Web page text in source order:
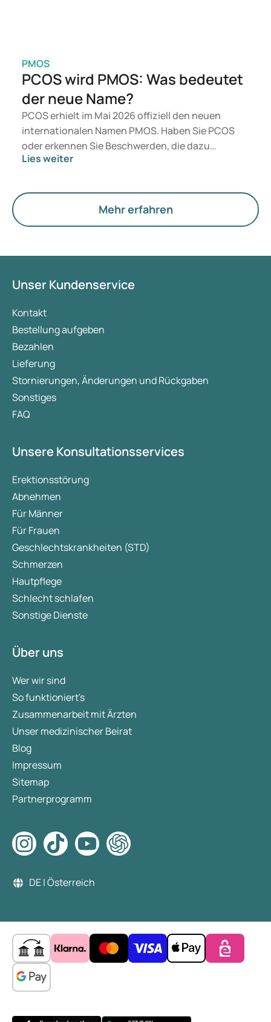
PMOS
PCOS wird PMOS: Was bedeutet
der neue Name?
PCOS erhielt im Mai 2026 offiziell den neuen
internationalen Namen PMOS. Haben Sie PCOS
oder erkennen Sie Beschwerden, die dazu
passen? Medizinisch ändert sich vorerst nichts.
Hormone, den Stoffwechsel und die Funktion der
Lies weiter
Mehr erfahren
Unser Kundenservice
Kontakt
Bestellung aufgeben
Bezahlen
Lieferung
Stornierungen, Änderungen und Rückgaben
Sonstiges
FAQ
Unsere Konsultationsservices
Erektionsstörung
Abnehmen
Für Männer
Für Frauen
Geschlechtskrankheiten (STD)
Schmerzen
Hautpflege
Schlecht schlafen
Sonstige Dienste
Über uns
Wer wir sind
So funktioniert's
Zusammenarbeit mit Ärzten
Unser medizinischer Beirat
Blog
Impressum
Sitemap
Partnerprogramm
DE | Österreich